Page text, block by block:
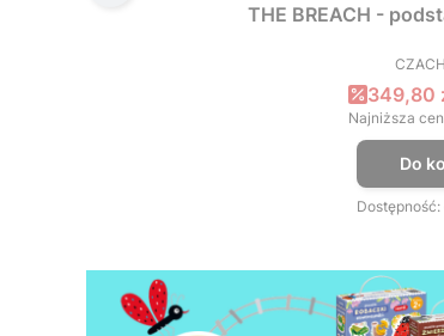
THE BREACH -
Cena
349,80
Najniższa
Do
Dostępność: